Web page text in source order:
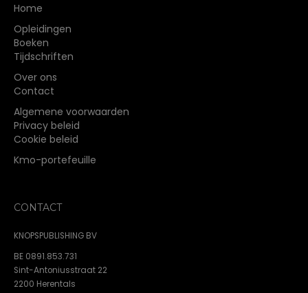
Home
Opleidingen
Boeken
Tijdschriften
Over ons
Contact
Algemene voorwaarden
Privacy beleid
Cookie beleid
Kmo-portefeuille
CONTACT
KNOPSPUBLISHING BV
BE 0891.853.731
Sint-Antoniusstraat 22
2200 Herentals